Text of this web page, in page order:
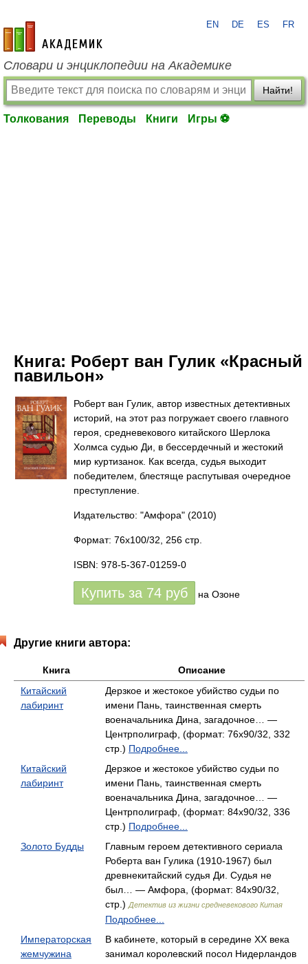
academic.ru
EN DE ES FR
Словари и энциклопедии на Академике
Найти!
Толкования Переводы Книги Игры ⚽
Книга: Роберт ван Гулик «Красный
павильон»
Роберт ван Гулик, автор известных детективных
историй, на этот раз погружает своего главного
героя, средневекового китайского Шерлока
Холмса судью Ди, в бессердечный и жестокий
мир куртизанок. Как всегда, судья выходит
победителем, блестяще распутывая очередное
преступление.
Издательство: "Амфора" (2010)
Формат: 76x100/32, 256 стр.
ISBN: 978-5-367-01259-0
Купить за 74 руб на Озоне
Другие книги автора:
Книга
Описание
Китайский
лабиринт
Дерзкое и жестокое убийство судьи по
имени Пань, таинственная смерть
военачальника Дина, загадочное… —
Центрполиграф, (формат: 76x90/32, 332
стр.) Подробнее...
Китайский
лабиринт
Дерзкое и жестокое убийство судьи по
имени Пань, таинственная смерть
военачальника Дина, загадочное… —
Центрполиграф, (формат: 84x90/32, 336
стр.) Подробнее...
Золото Будды
Главным героем детективного сериала
Роберта ван Гулика (1910-1967) был
древнекитайский судья Ди. Судья не
был… — Амфора, (формат: 84x90/32,
стр.) Детектив из жизни средневекового Китая
Подробнее...
Императорская
жемчужина
В кабинете, который в середине XX века
занимал королевский посол Нидерландов